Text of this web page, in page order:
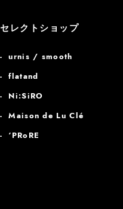
セレクトショップ
urnis / smooth
flatand
Ni:SiRO
Maison de Lu Clé
‘PRoRE